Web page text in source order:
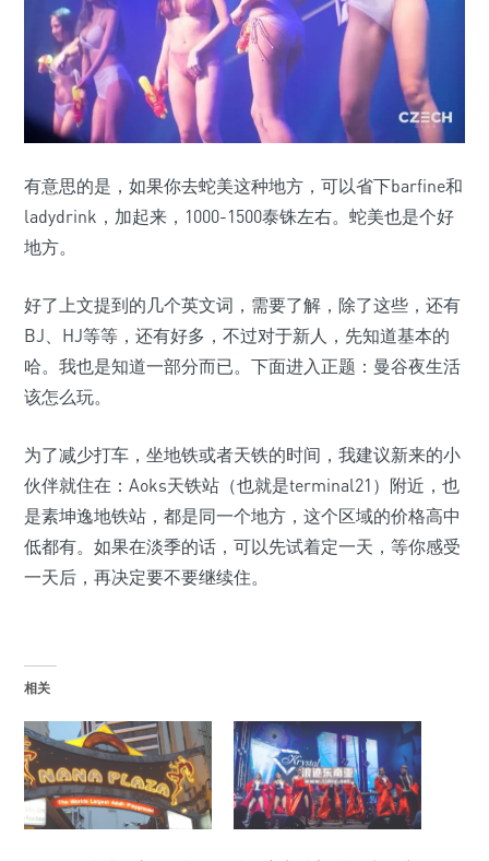
有意思的是，如果你去蛇美这种地方，可以省下barfine和
ladydrink，加起来，1000-1500泰铢左右。蛇美也是个好
地方。
好了上文提到的几个英文词，需要了解，除了这些，还有
BJ、HJ等等，还有好多，不过对于新人，先知道基本的
哈。我也是知道一部分而已。下面进入正题：曼谷夜生活
该怎么玩。
为了减少打车，坐地铁或者天铁的时间，我建议新来的小
伙伴就住在：Aoks天铁站（也就是terminal21）附近，也
是素坤逸地铁站，都是同一个地方，这个区域的价格高中
低都有。如果在淡季的话，可以先试着定一天，等你感受
一天后，再决定要不要继续住。
相关